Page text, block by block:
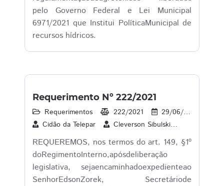
pelo Governo Federal e Lei Municipal
6971/2021 que Institui PolíticaMunicipal de
recursos hídricos.
Requerimento Nº 222/2021
Requerimentos 222/2021 29/06/2021
Cidão da Telepar
Cleverson Sibulski
REQUEREMOS, nos termos do art. 149, §1º
doRegimentoInterno,apósdeliberação
legislativa, sejaencaminhadoexpedienteao
SenhorEdsonZorek, Secretáriode